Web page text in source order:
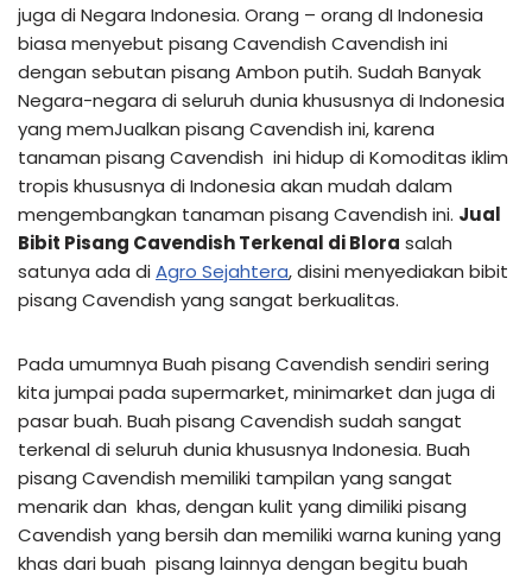
juga di Negara Indonesia. Orang – orang dI Indonesia
biasa menyebut pisang Cavendish Cavendish ini
dengan sebutan pisang Ambon putih. Sudah Banyak
Negara-negara di seluruh dunia khususnya di Indonesia
yang memJualkan pisang Cavendish ini, karena
tanaman pisang Cavendish ini hidup di Komoditas iklim
tropis khususnya di Indonesia akan mudah dalam
mengembangkan tanaman pisang Cavendish ini. Jual
Bibit Pisang Cavendish Terkenal di Blora salah
satunya ada diAgro Sejahtera, disini menyediakan bibit
pisang Cavendish yang sangat berkualitas.
Pada umumnya Buah pisang Cavendish sendiri sering
kita jumpai pada supermarket, minimarket dan juga di
pasar buah. Buah pisang Cavendish sudah sangat
terkenal di seluruh dunia khususnya Indonesia. Buah
pisang Cavendish memiliki tampilan yang sangat
menarik dan khas, dengan kulit yang dimiliki pisang
Cavendish yang bersih dan memiliki warna kuning yang
khas dari buah pisang lainnya dengan begitu buah